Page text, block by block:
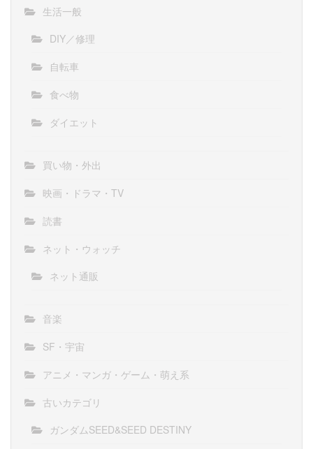
生活一般
DIY／修理
自転車
食べ物
ダイエット
買い物・外出
映画・ドラマ・TV
読書
ネット・ウォッチ
ネット通販
音楽
SF・宇宙
アニメ・マンガ・ゲーム・萌え系
古いカテゴリ
ガンダムSEED&SEED DESTINY